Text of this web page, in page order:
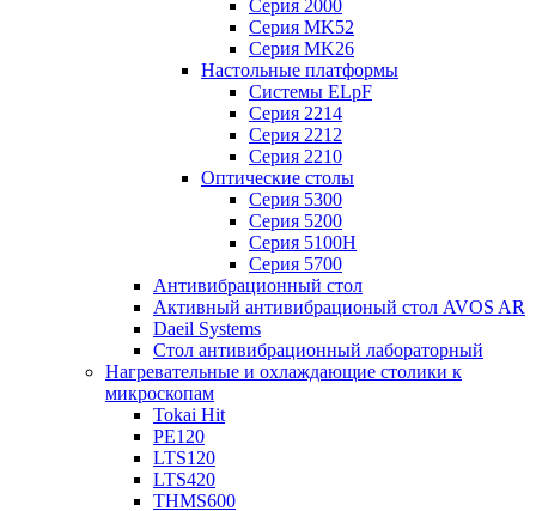
Серия 2000
Серия MK52
Серия MK26
Настольные платформы
Системы ELpF
Серия 2214
Серия 2212
Серия 2210
Оптические столы
Серия 5300
Серия 5200
Серия 5100H
Серия 5700
Антивибрационный стол
Активный антивибрационый стол AVOS AR
Daeil Systems
Стол антивибрационный лабораторный
Нагревательные и охлаждающие столики к
микроскопам
Tokai Hit
PE120
LTS120
LTS420
THMS600